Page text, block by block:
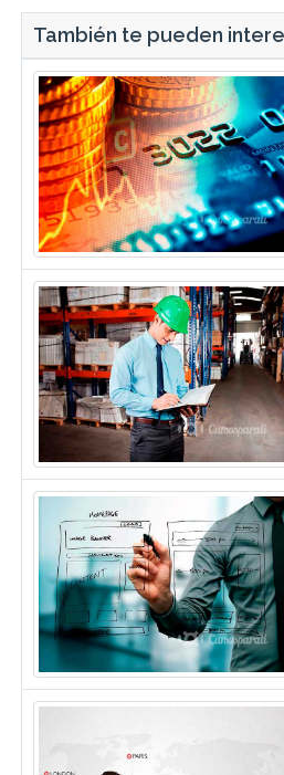
También te pueden